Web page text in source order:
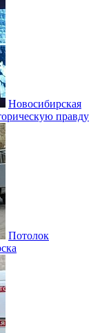
Новосибирская
правду
Потолок